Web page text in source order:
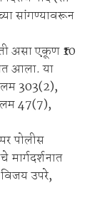
सांगण्यावरून
असा एकूण ₹10
आला. या
303(2),
47(7),
पोलीस
उपरे,